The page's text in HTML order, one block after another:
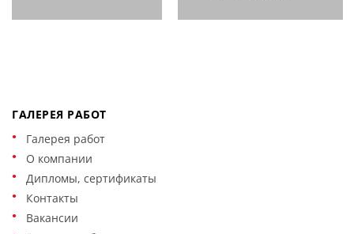
ГАЛЕРЕЯ РАБОТ
Галерея работ
О компании
Дипломы, сертификаты
Контакты
Вакансии